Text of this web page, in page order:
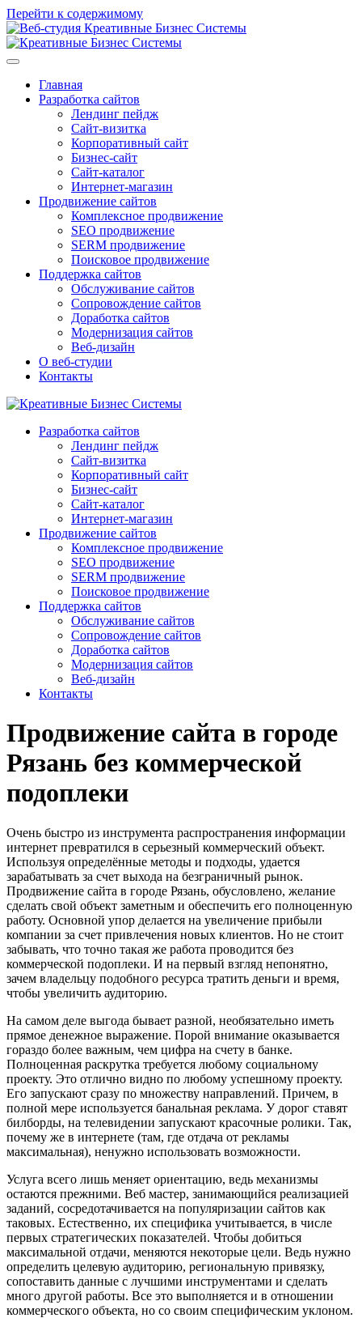
Перейти к содержимому
Главная
Разработка сайтов
Лендинг пейдж
Сайт-визитка
Корпоративный сайт
Бизнес-сайт
Сайт-каталог
Интернет-магазин
Продвижение сайтов
Комплексное продвижение
SEO продвижение
SERM продвижение
Поисковое продвижение
Поддержка сайтов
Обслуживание сайтов
Сопровождение сайтов
Доработка сайтов
Модернизация сайтов
Веб-дизайн
О веб-студии
Контакты
Разработка сайтов
Лендинг пейдж
Сайт-визитка
Корпоративный сайт
Бизнес-сайт
Сайт-каталог
Интернет-магазин
Продвижение сайтов
Комплексное продвижение
SEO продвижение
SERM продвижение
Поисковое продвижение
Поддержка сайтов
Обслуживание сайтов
Сопровождение сайтов
Доработка сайтов
Модернизация сайтов
Веб-дизайн
Контакты
Продвижение сайта в городе
Рязань без коммерческой
подоплеки
Очень быстро из инструмента распространения информации
интернет превратился в серьезный коммерческий объект.
Используя определённые методы и подходы, удается
зарабатывать за счет выхода на безграничный рынок.
Продвижение сайта в городе Рязань, обусловлено, желание
сделать свой объект заметным и обеспечить его полноценную
работу. Основной упор делается на увеличение прибыли
компании за счет привлечения новых клиентов. Но не стоит
забывать, что точно такая же работа проводится без
коммерческой подоплеки. И на первый взгляд непонятно,
зачем владельцу подобного ресурса тратить деньги и время,
чтобы увеличить аудиторию.
На самом деле выгода бывает разной, необязательно иметь
прямое денежное выражение. Порой внимание оказывается
гораздо более важным, чем цифра на счету в банке.
Полноценная раскрутка требуется любому социальному
проекту. Это отлично видно по любому успешному проекту.
Его запускают сразу по множеству направлений. Причем, в
полной мере используется банальная реклама. У дорог ставят
билборды, на телевидении запускают красочные ролики. Так,
почему же в интернете (там, где отдача от рекламы
максимальная), ненужно использовать возможности.
Услуга всего лишь меняет ориентацию, ведь механизмы
остаются прежними. Веб мастер, занимающийся реализацией
заданий, сосредотачивается на популяризации сайтов как
таковых. Естественно, их специфика учитывается, в числе
первых стратегических показателей. Чтобы добиться
максимальной отдачи, меняются некоторые цели. Ведь нужно
определить целевую аудиторию, региональную привязку,
сопоставить данные с лучшими инструментами и сделать
много другой работы. Все это выполняется и в отношении
коммерческого объекта, но со своим специфическим уклоном.